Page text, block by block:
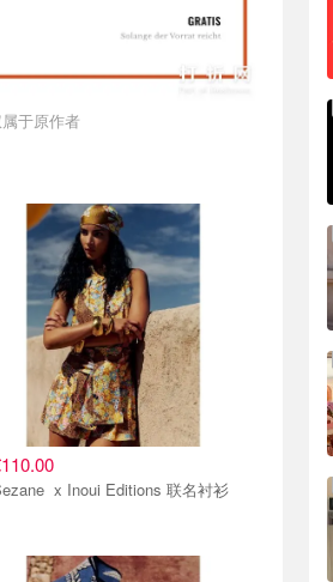
于原作者
Sezane x Inoui Editions 联名衬衫